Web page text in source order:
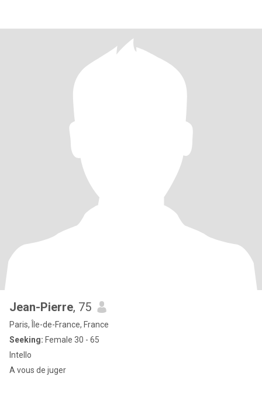
Jean-Pierre, 75
Paris, Île-de-France, France
Seeking: Female 30 - 65
Intello
A vous de juger